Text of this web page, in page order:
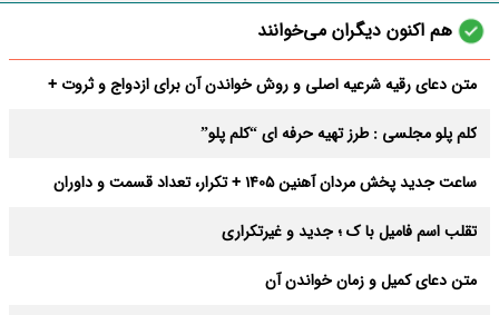
هم اکنون دیگران می‌خوانند
متن دعای رقیه شرعیه اصلی و روش خواندن آن برای ازدواج و ثروت +
کلم پلو مجلسی : طرز تهیه حرفه ای “کلم پلو”
ساعت جدید پخش مردان آهنین 1405 + تکرار، تعداد قسمت و داوران
تقلب اسم فامیل با ک ؛ جدید و غیرتکراری
متن دعای کمیل و زمان خواندن آن